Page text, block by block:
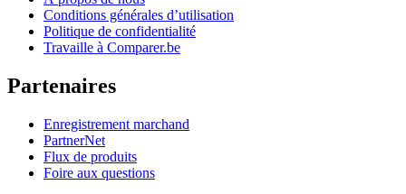
Conditions générales d’utilisation
Politique de confidentialité
Travaille à Comparer.be
Partenaires
Enregistrement marchand
PartnerNet
Flux de produits
Foire aux questions